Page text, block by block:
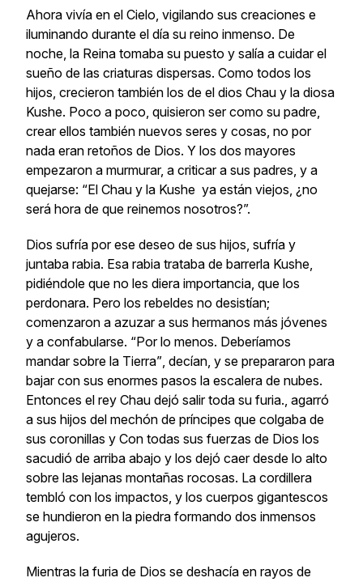
Ahora vivía en el Cielo, vigilando sus creaciones e
iluminando durante el día su reino inmenso. De
noche, la Reina tomaba su puesto y salía a cuidar el
sueño de las criaturas dispersas. Como todos los
hijos, crecieron también los de el dios Chau y la diosa
Kushe. Poco a poco, quisieron ser como su padre,
crear ellos también nuevos seres y cosas, no por
nada eran retoños de Dios. Y los dos mayores
empezaron a murmurar, a criticar a sus padres, y a
quejarse: “El Chau y la Kushe ya están viejos, ¿no
será hora de que reinemos nosotros?”.
Dios sufría por ese deseo de sus hijos, sufría y
juntaba rabia. Esa rabia trataba de barrerla Kushe,
pidiéndole que no les diera importancia, que los
perdonara. Pero los rebeldes no desistían;
comenzaron a azuzar a sus hermanos más jóvenes
y a confabularse. “Por lo menos. Deberíamos
mandar sobre la Tierra”, decían, y se prepararon para
bajar con sus enormes pasos la escalera de nubes.
Entonces el rey Chau dejó salir toda su furia., agarró
a sus hijos del mechón de príncipes que colgaba de
sus coronillas y Con todas sus fuerzas de Dios los
sacudió de arriba abajo y los dejó caer desde lo alto
sobre las lejanas montañas rocosas. La cordillera
tembló con los impactos, y los cuerpos gigantescos
se hundieron en la piedra formando dos inmensos
agujeros.
Mientras la furia de Dios se deshacía en rayos de